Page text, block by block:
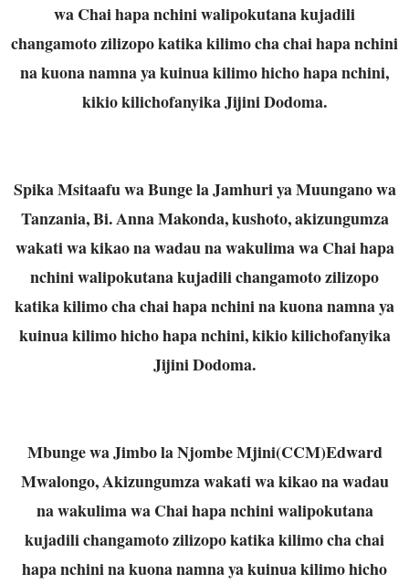
wa Chai hapa nchini walipokutana kujadili
changamoto zilizopo katika kilimo cha chai hapa nchini
na kuona namna ya kuinua kilimo hicho hapa nchini,
kikio kilichofanyika Jijini Dodoma.
Spika Msitaafu wa Bunge la Jamhuri ya Muungano wa
Tanzania, Bi. Anna Makonda, kushoto, akizungumza
wakati wa kikao na wadau na wakulima wa Chai hapa
nchini walipokutana kujadili changamoto zilizopo
katika kilimo cha chai hapa nchini na kuona namna ya
kuinua kilimo hicho hapa nchini, kikio kilichofanyika
Jijini Dodoma.
Mbunge wa Jimbo la Njombe Mjini(CCM)Edward
Mwalongo, Akizungumza wakati wa kikao na wadau
na wakulima wa Chai hapa nchini walipokutana
kujadili changamoto zilizopo katika kilimo cha chai
hapa nchini na kuona namna ya kuinua kilimo hicho